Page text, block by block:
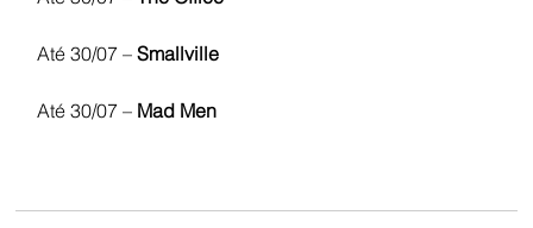
Até 30/07 – Smallville
Até 30/07 – Mad Men